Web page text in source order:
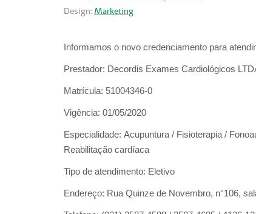
Design: Marketing
Informamos o novo credenciamento para
Prestador: Decordis Exames Cardiológicos
Matrícula: 51004346-0
Vigência: 01/05/2020
Especialidade: Acupuntura / Fisioterapia /
Reabilitação cardíaca
Tipo de atendimento: Eletivo
Endereço: Rua Quinze de Novembro, n°106,